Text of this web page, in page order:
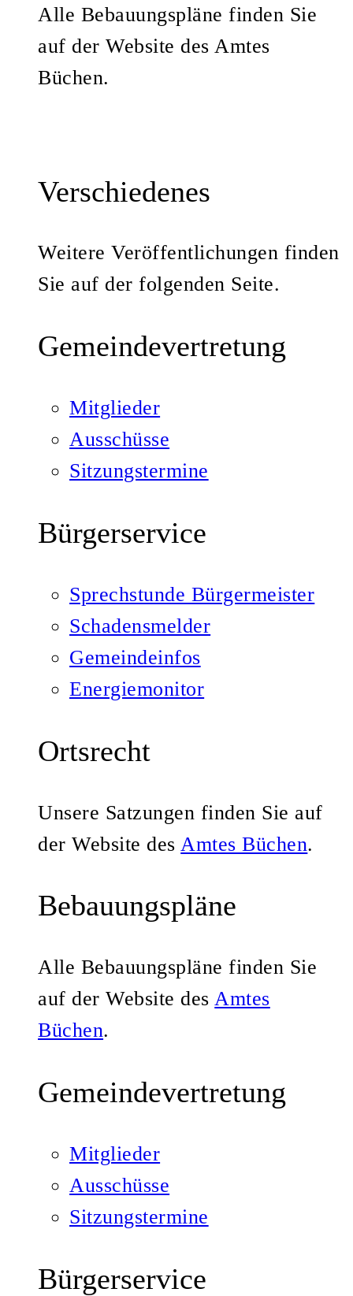
Alle Bebauungspläne finden Sie
auf der Website des Amtes
Büchen.
Verschiedenes
Weitere Veröffentlichungen finden
Sie auf der folgenden Seite.
Gemeindevertretung
Mitglieder
Ausschüsse
Sitzungstermine
Bürgerservice
Sprechstunde Bürgermeister
Schadensmelder
Gemeindeinfos
Energiemonitor
Ortsrecht
Unsere Satzungen finden Sie auf
der Website des Amtes Büchen.
Bebauungspläne
Alle Bebauungspläne finden Sie
auf der Website desAmtes
Büchen.
Gemeindevertretung
Mitglieder
Ausschüsse
Sitzungstermine
Bürgerservice